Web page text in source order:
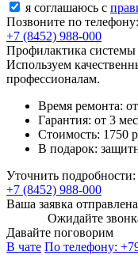
я соглашаюсь c
Позвоните по телефону:
+7 (8452) 988-000
Профилактика системы
Используем
профессионалам.
Время ремонта:
Гарантия: от 3 мес
Стоимость: 1750
В подарок:
Уточнить подробности:
+7 (8452) 988-000
Ваша заявка отправлена
Ожидайте
Давайте поговорим
В чате По телефону: